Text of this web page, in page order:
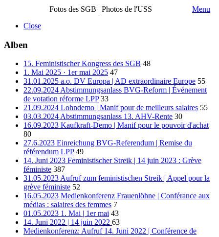
Fotos des SGB | Photos de l'USS
Menu
Close
Alben
15. Feministischer Kongress des SGB 48
1. Mai 2025 · 1er mai 2025 47
31.01.2025 a.o. DV Europa | AD extraordinaire Europe 55
22.09.2024 Abstimmungsanlass BVG-Reform | Événement
de votation réforme LPP 33
21.09.2024 Lohndemo | Manif pour de meilleurs salaires 55
03.03.2024 Abstimmungsanlass 13. AHV-Rente 30
16.09.2023 Kaufkraft-Demo | Manif pour le pouvoir d'achat
80
27.6.2023 Einreichung BVG-Referendum | Remise du
référendum LPP 49
14. Juni 2023 Feministischer Streik | 14 juin 2023 : Grève
féministe 387
31.05.2023 Aufruf zum feministischen Streik | Appel pour la
grève féministe 52
16.05.2023 Medienkonferenz Frauenlöhne | Conférance aux
médias : salaires des femmes 7
01.05.2023 1. Mai | 1er mai 43
14. Juni 2022 | 14 juin 2022 63
Medienkonferenz: Aufruf 14. Juni 2022 | Conférence de